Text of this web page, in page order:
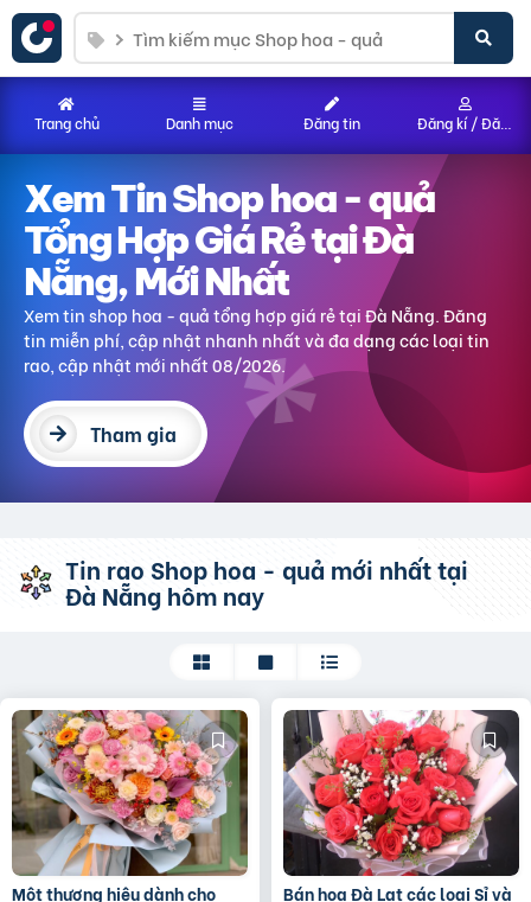
Xem Tin Shop hoa - quả
Tổng Hợp Giá Rẻ tại Đà
Nẵng, Mới Nhất
Xem tin shop hoa - quả tổng hợp giá rẻ tại Đà Nẵng. Đăng
tin miễn phí, cập nhật nhanh nhất và đa dạng các loại tin
rao, cập nhật mới nhất 08/2026.
Tham gia
Tin rao Shop hoa - quả mới nhất tại
Đà Nẵng hôm nay
Một thương hiệu dành cho
Bán hoa Đà Lạt các loại Sỉ và
Trang chủ Danh mục Đăng tin